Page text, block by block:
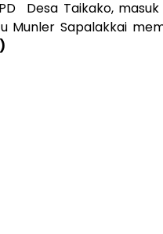
Desa Taikako,
Munler Sapalakkai